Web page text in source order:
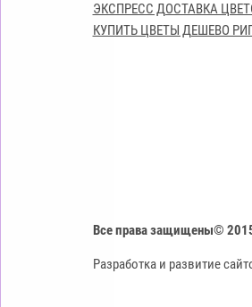
ЭКСПРЕСС ДОСТАВКА
КУПИТЬ ЦВЕТЫ ДЕШЕВО
Все права защищены©
Разработка и развитие